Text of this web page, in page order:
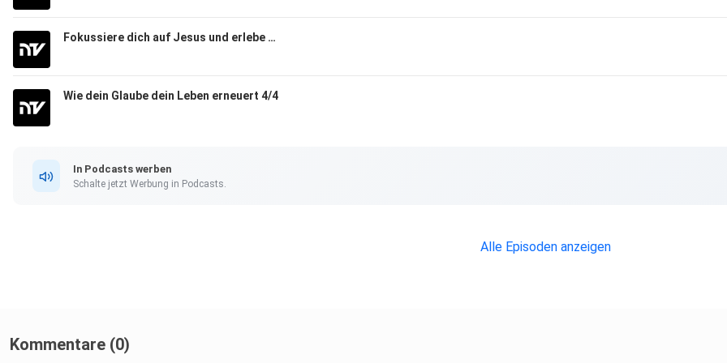
Fokussiere dich auf Jesus und erlebe echte Transformation
Wie dein Glaube dein Leben erneuert 4/4
In Podcasts werben
Schalte jetzt Werbung in Podcasts.
Alle Episoden anzeigen
Kommentare (0)